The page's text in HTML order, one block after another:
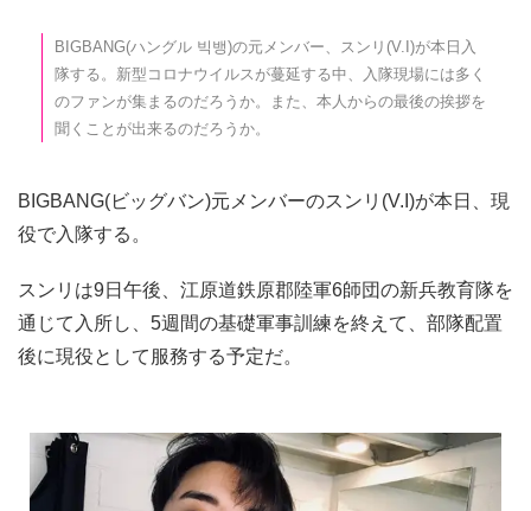
BIGBANG(ハングル 빅뱅)の元メンバー、スンリ(V.I)が本日入
隊する。新型コロナウイルスが蔓延する中、入隊現場には多く
のファンが集まるのだろうか。また、本人からの最後の挨拶を
聞くことが出来るのだろうか。
BIGBANG(ビッグバン)元メンバーのスンリ(V.I)が本日、現
役で入隊する。
スンリは9日午後、江原道鉄原郡陸軍6師団の新兵教育隊を
通じて入所し、5週間の基礎軍事訓練を終えて、部隊配置
後に現役として服務する予定だ。